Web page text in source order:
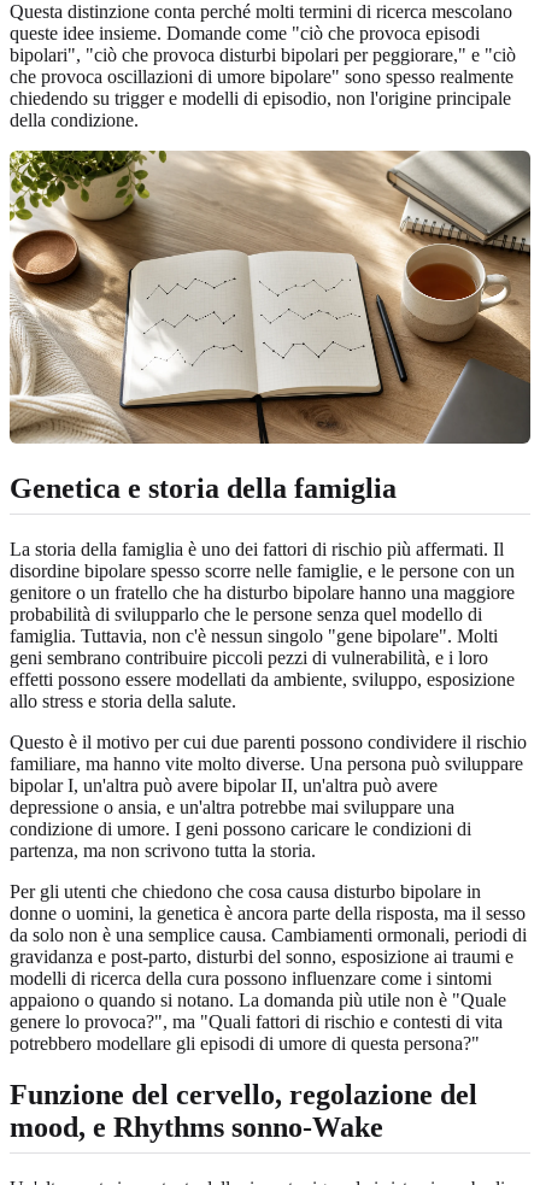
Questa distinzione conta perché molti termini di ricerca mescolano
queste idee insieme. Domande come "ciò che provoca episodi
bipolari", "ciò che provoca disturbi bipolari per peggiorare," e "ciò
che provoca oscillazioni di umore bipolare" sono spesso realmente
chiedendo su trigger e modelli di episodio, non l'origine principale
della condizione.
Genetica e storia della famiglia
La storia della famiglia è uno dei fattori di rischio più affermati. Il
disordine bipolare spesso scorre nelle famiglie, e le persone con un
genitore o un fratello che ha disturbo bipolare hanno una maggiore
probabilità di svilupparlo che le persone senza quel modello di
famiglia. Tuttavia, non c'è nessun singolo "gene bipolare". Molti
geni sembrano contribuire piccoli pezzi di vulnerabilità, e i loro
effetti possono essere modellati da ambiente, sviluppo, esposizione
allo stress e storia della salute.
Questo è il motivo per cui due parenti possono condividere il rischio
familiare, ma hanno vite molto diverse. Una persona può sviluppare
bipolar I, un'altra può avere bipolar II, un'altra può avere
depressione o ansia, e un'altra potrebbe mai sviluppare una
condizione di umore. I geni possono caricare le condizioni di
partenza, ma non scrivono tutta la storia.
Per gli utenti che chiedono che cosa causa disturbo bipolare in
donne o uomini, la genetica è ancora parte della risposta, ma il sesso
da solo non è una semplice causa. Cambiamenti ormonali, periodi di
gravidanza e post-parto, disturbi del sonno, esposizione ai traumi e
modelli di ricerca della cura possono influenzare come i sintomi
appaiono o quando si notano. La domanda più utile non è "Quale
genere lo provoca?", ma "Quali fattori di rischio e contesti di vita
potrebbero modellare gli episodi di umore di questa persona?"
Funzione del cervello, regolazione del
mood, e Rhythms sonno-Wake